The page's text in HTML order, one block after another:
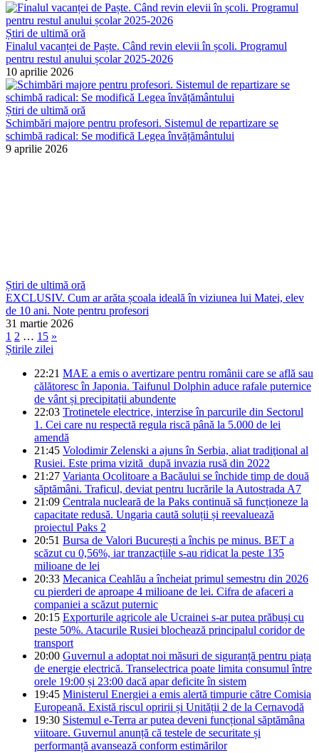
Știri de ultimă oră
Finalul vacanței de Paște. Când revin elevii în școli. Programul
pentru restul anului școlar 2025-2026
10 aprilie 2026
Știri de ultimă oră
Schimbări majore pentru profesori. Sistemul de repartizare se
schimbă radical: Se modifică Legea învățământului
9 aprilie 2026
Știri de ultimă oră
EXCLUSIV. Cum ar arăta școala ideală în viziunea lui Matei, elev
de 10 ani. Note pentru profesori
31 martie 2026
1 2 … 15 »
Știrile zilei
22:21 MAE a emis o avertizare pentru românii care se află sau
călătoresc în Japonia. Taifunul Dolphin aduce rafale puternice
de vânt și precipitații abundente
22:03 Trotinetele electrice, interzise în parcurile din Sectorul
1. Cei care nu respectă regula riscă până la 5.000 de lei
amendă
21:45 Volodimir Zelenski a ajuns în Serbia, aliat tradiţional al
Rusiei. Este prima vizită după invazia rusă din 2022
21:27 Varianta Ocolitoare a Bacăului se închide timp de două
săptămâni. Traficul, deviat pentru lucrările la Autostrada A7
21:09 Centrala nucleară de la Paks continuă să funcționeze la
capacitate redusă. Ungaria caută soluții și reevaluează
proiectul Paks 2
20:51 Bursa de Valori București a închis pe minus. BET a
scăzut cu 0,56%, iar tranzacțiile s-au ridicat la peste 135
milioane de lei
20:33 Mecanica Ceahlău a încheiat primul semestru din 2026
cu pierderi de aproape 4 milioane de lei. Cifra de afaceri a
companiei a scăzut puternic
20:15 Exporturile agricole ale Ucrainei s-ar putea prăbuși cu
peste 50%. Atacurile Rusiei blochează principalul coridor de
transport
20:00 Guvernul a adoptat noi măsuri de siguranță pentru piața
de energie electrică. Transelectrica poate limita consumul între
orele 19:00 și 23:00 dacă apar deficite în sistem
19:45 Ministerul Energiei a emis alertă timpurie către Comisia
Europeană. Există riscul opririi și Unității 2 de la Cernavodă
19:30 Sistemul e-Terra ar putea deveni funcțional săptămâna
viitoare. Guvernul anunță că testele de securitate și
performanță avansează conform estimărilor